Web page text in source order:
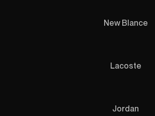
New Blance
Lacoste
Jordan